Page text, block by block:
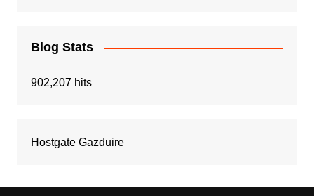
Blog Stats
902,207 hits
Hostgate Gazduire